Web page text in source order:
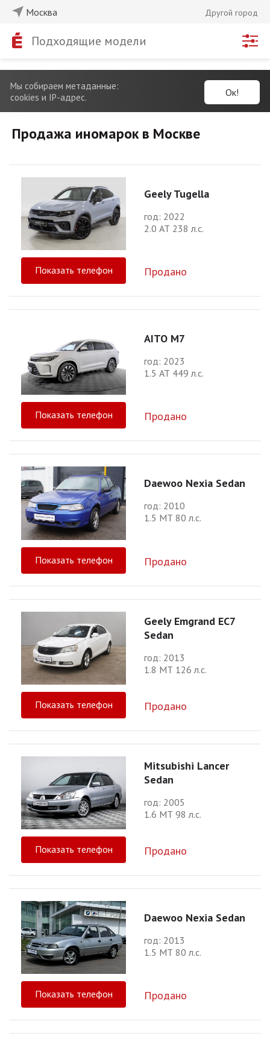
Москва Другой город
Подходящие модели
Мы собираем метаданные:
cookies и IP-адрес.
Ок!
Продажа иномарок в Москве
Geely Tugella
год: 2022
2.0 АТ 238 л.с.
Показать телефон Продано
AITO M7
год: 2023
1.5 АТ 449 л.с.
Показать телефон Продано
Daewoo Nexia Sedan
год: 2010
1.5 МТ 80 л.с.
Показать телефон Продано
Geely Emgrand EC7
Sedan
год: 2013
1.8 МТ 126 л.с.
Показать телефон Продано
Mitsubishi Lancer
Sedan
год: 2005
1.6 МТ 98 л.с.
Показать телефон Продано
Daewoo Nexia Sedan
год: 2013
1.5 МТ 80 л.с.
Показать телефон Продано